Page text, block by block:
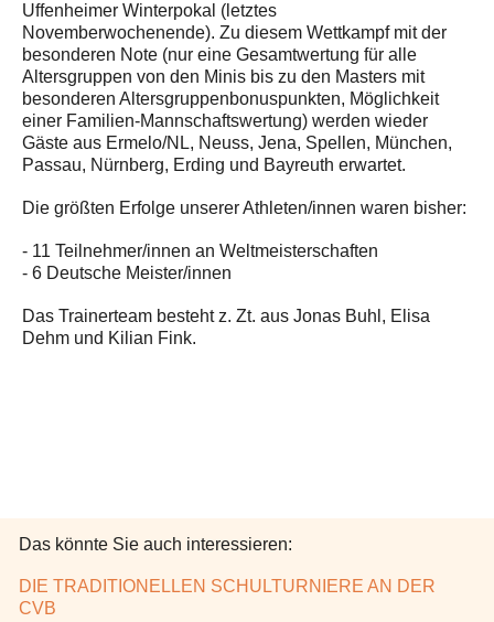
Uffenheimer Winterpokal (letztes
Novemberwochenende). Zu diesem Wettkampf mit der
besonderen Note (nur eine Gesamtwertung für alle
Altersgruppen von den Minis bis zu den Masters mit
besonderen Altersgruppenbonuspunkten, Möglichkeit
einer Familien-Mannschaftswertung) werden wieder
Gäste aus Ermelo/NL, Neuss, Jena, Spellen, München,
Passau, Nürnberg, Erding und Bayreuth erwartet.
Die größten Erfolge unserer Athleten/innen waren bisher:
- 11 Teilnehmer/innen an Weltmeisterschaften
- 6 Deutsche Meister/innen
Das Trainerteam besteht z. Zt. aus Jonas Buhl, Elisa
Dehm und Kilian Fink.
Das könnte Sie auch interessieren:
DIE TRADITIONELLEN SCHULTURNIERE AN DER
CVB